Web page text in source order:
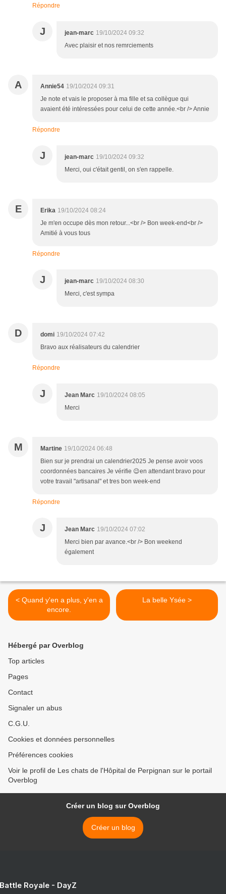
Répondre
J jean-marc 19/10/2024 09:32
Avec plaisir et nos remrciements
A Annie54 19/10/2024 09:31
Je note et vais le proposer à ma fille et sa collègue qui
avaient été intéressées pour celui de cette année.<br /> Annie
Répondre
J jean-marc 19/10/2024 09:32
Merci, oui c'était gentil, on s'en rappelle.
E Erika 19/10/2024 08:24
Je m'en occupe dès mon retour...<br /> Bon week-end<br />
Amitié à vous tous
Répondre
J jean-marc 19/10/2024 08:30
Merci, c'est sympa
D domi 19/10/2024 07:42
Bravo aux réalisateurs du calendrier
Répondre
J Jean Marc 19/10/2024 08:05
Merci
M Martine 19/10/2024 06:48
Bien sur je prendrai un calendrier2025 Je pense avoir voos
coordonnées bancaires Je vérifie 😉en attendant bravo pour
votre travail "artisanal" et tres bon week-end
Répondre
J Jean Marc 19/10/2024 07:02
Merci bien par avance.<br /> Bon weekend
également
< Quand y'en a plus, y'en a
encore.
La belle Ysée >
Hébergé par Overblog
Top articles
Pages
Contact
Signaler un abus
C.G.U.
Cookies et données personnelles
Préférences cookies
Voir le profil de Les chats de l'Hôpital de Perpignan sur le portail
Overblog
Créer un blog sur Overblog
Créer un blog
Royale - DayZ